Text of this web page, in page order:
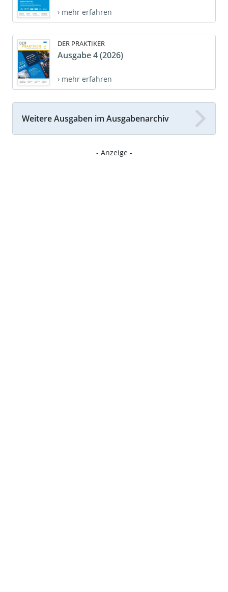
› mehr erfahren
DER PRAKTIKER
Ausgabe 4 (2026)
› mehr erfahren
Weitere Ausgaben im Ausgabenarchiv
- Anzeige -